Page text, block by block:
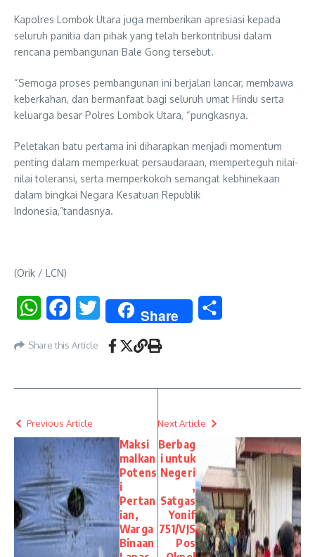
Kapolres Lombok Utara juga memberikan apresiasi kepada
seluruh panitia dan pihak yang telah berkontribusi dalam
rencana pembangunan Bale Gong tersebut.
“Semoga proses pembangunan ini berjalan lancar, membawa
keberkahan, dan bermanfaat bagi seluruh umat Hindu serta
keluarga besar Polres Lombok Utara, “pungkasnya.
Peletakan batu pertama ini diharapkan menjadi momentum
penting dalam memperkuat persaudaraan, memperteguh nilai-
nilai toleransi, serta memperkokoh semangat kebhinekaan
dalam bingkai Negara Kesatuan Republik
Indonesia,”tandasnya.
(Orik / LCN)
WhatsAppFacebookTwitter Share
Share this Article
Previous Article
Maksi
malkan
Potens
i
Pertan
ian,
Warga
Binaan
Next Article
Berbag
i untuk
Negeri
,
Satgas
Yonif
751/VJS
Pos